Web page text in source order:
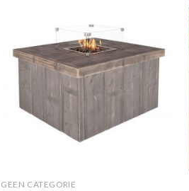
GEEN CATEGORIE